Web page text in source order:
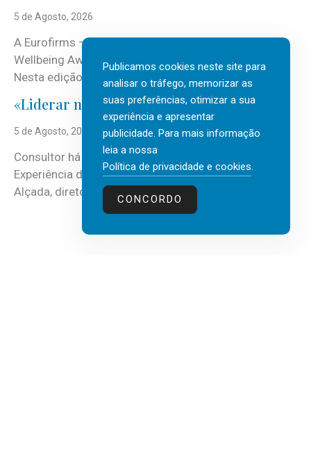
5 de Agosto, 2026
A Eurofirms – People first está de regresso aos
Wellbeing Awards, integrando o Top Wellbeing 2026.
Nesta edição, a multinacional...
«Liderar não é um talento místico.»
5 de Agosto, 2026
Consultor há mais de três décadas nas áreas de
Experiência do Cliente, Vendas e Liderança, Manuel
Alçada, diretor executivo da...
Publicamos cookies neste site para
analisar o tráfego, memorizar as
suas preferências, otimizar a sua
experiência e apresentar
publicidade. Para mais informação
leia a nossa
Política de privacidade e cookies.
CONCORDO